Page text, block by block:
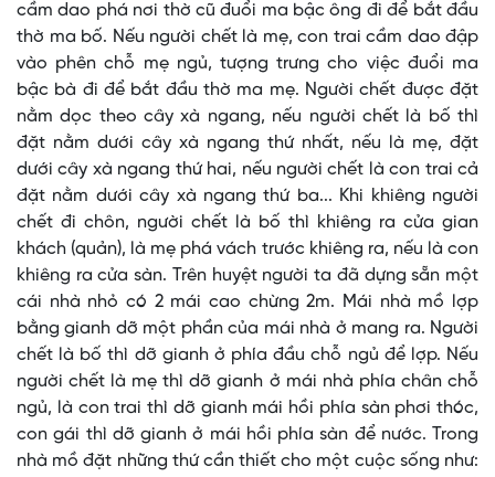
cầm dao phá nơi thờ cũ đuổi ma bậc ông đi để bắt đầu
thờ ma bố. Nếu người chết là mẹ, con trai cầm dao đập
vào phên chỗ mẹ ngủ, tượng trưng cho việc đuổi ma
bậc bà đi để bắt đầu thờ ma mẹ. Người chết được đặt
nằm dọc theo cây xà ngang, nếu người chết là bố thì
đặt nằm dưới cây xà ngang thứ nhất, nếu là mẹ, đặt
dưới cây xà ngang thứ hai, nếu người chết là con trai cả
đặt nằm dưới cây xà ngang thứ ba... Khi khiêng người
chết đi chôn, người chết là bố thì khiêng ra cửa gian
khách (quản), là mẹ phá vách trước khiêng ra, nếu là con
khiêng ra cửa sàn. Trên huyệt người ta đã dựng sẵn một
cái nhà nhỏ có 2 mái cao chừng 2m. Mái nhà mồ lợp
bằng gianh dỡ một phần của mái nhà ở mang ra. Người
chết là bố thì dỡ gianh ở phía đầu chỗ ngủ để lợp. Nếu
người chết là mẹ thì dỡ gianh ở mái nhà phía chân chỗ
ngủ, là con trai thì dỡ gianh mái hồi phía sàn phơi thóc,
con gái thì dỡ gianh ở mái hồi phía sàn để nước. Trong
nhà mồ đặt những thứ cần thiết cho một cuộc sống như: